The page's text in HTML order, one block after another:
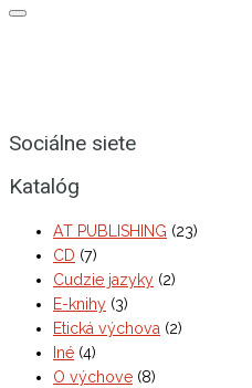
Sociálne siete
Katalóg
AT PUBLISHING (23)
CD (7)
Cudzie jazyky (2)
E-knihy (3)
Etická výchova (2)
Iné (4)
O výchove (8)